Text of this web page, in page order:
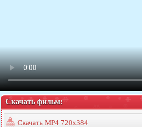
Скачать фильм:
Скачать MP4 720x384